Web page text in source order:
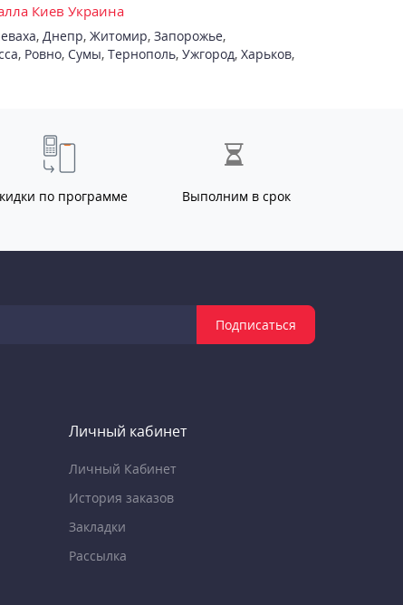
Киев Украина
, Днепр, Житомир, Запорожье,
, Ровно, Сумы, Тернополь, Ужгород, Харьков,
по программе Выполним в срок
Подписаться
Личный кабинет
Личный Кабинет
История заказов
Закладки
Рассылка